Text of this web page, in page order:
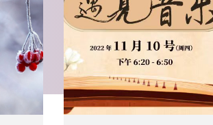
期
美育活动
遇见音乐 | 第20期